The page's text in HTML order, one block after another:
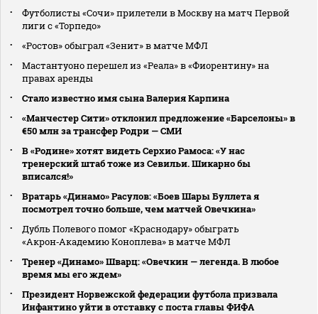
Футболисты «Сочи» прилетели в Москву на матч Первой
лиги с «Торпедо»
«Ростов» обыграл «Зенит» в матче МФЛ
Мастантуоно перешел из «Реала» в «Фиорентину» на
правах аренды
Стало известно имя сына Валерия Карпина
«Манчестер Сити» отклонил предложение «Барселоны» в
€50 млн за трансфер Родри — СМИ
В «Родине» хотят видеть Серхио Рамоса: «У нас
тренерский штаб тоже из Севильи. Шикарно бы
вписался!»
Вратарь «Динамо» Расулов: «Боев Шары Буллета я
посмотрел точно больше, чем матчей Овечкина»
Дубль Полевого помог «Краснодару» обыграть
«Акрон‑Академию Коноплева» в матче МФЛ
Тренер «Динамо» Шварц: «Овечкин — легенда. В любое
время мы его ждем»
Президент Норвежской федерации футбола призвала
Инфантино уйти в отставку с поста главы ФИФА